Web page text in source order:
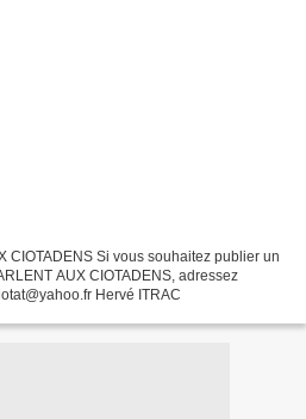
CIOTADENS Si vous souhaitez publier un
AUX CIOTADENS, adressez
Hervé ITRAC